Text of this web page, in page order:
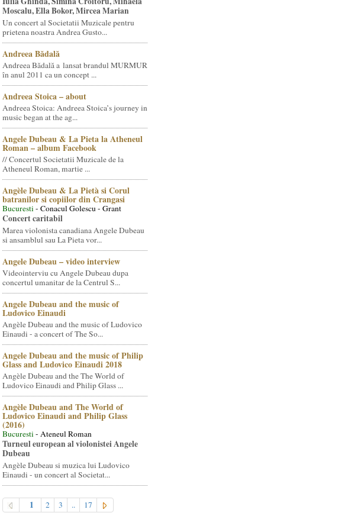
Moscalu, Ella Bokor, Mircea Marian
Un concert al Societatii Muzicale pentru
prietena noastra Andrea Gusto...
Andreea Bădală
Andreea Bădală a lansat brandul MURMUR
în anul 2011 ca un concept ...
Andreea Stoica – about
Andreea Stoica: Andreea Stoica’s journey in
music began at the ag...
Angele Dubeau & La Pieta la Atheneul
Roman – album Facebook
// Concertul Societatii Muzicale de la
Atheneul Roman, martie ...
Angèle Dubeau & La Pietà si Corul
batranilor si copiilor din Crangasi
Bucuresti- Conacul Golescu - Grant
Concert caritabil
Marea violonista canadiana Angele Dubeau
si ansamblul sau La Pieta vor...
Angele Dubeau – video interview
Videointerviu cu Angele Dubeau dupa
concertul umanitar de la Centrul S...
Angele Dubeau and the music of
Ludovico Einaudi
Angèle Dubeau and the music of Ludovico
Einaudi - a concert of The So...
Angele Dubeau and the music of Philip
Glass and Ludovico Einaudi 2018
Angèle Dubeau and the The World of
Ludovico Einaudi and Philip Glass ...
Angèle Dubeau and The World of
Ludovico Einaudi and Philip Glass
(2016)
Bucuresti- Ateneul Roman
Turneul european al violonistei Angele
Dubeau
Angèle Dubeau si muzica lui Ludovico
Einaudi - un concert al Societat...
1 2 3 .. 17